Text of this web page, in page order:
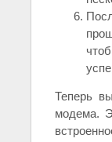
Теперь
модема.